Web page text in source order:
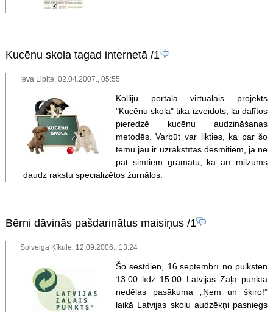
Kucēnu skola tagad internetā/1
Ieva Lipite, 02.04.2007., 05:55
Kolliju portāla virtuālais projekts
"Kucēnu skola" tika izveidots, lai dalītos
pieredzē kucēnu audzināšanas
metodēs. Varbūt var likties, ka par šo
tēmu jau ir uzrakstītas desmitiem, ja ne
pat simtiem grāmatu, kā arī milzums
daudz rakstu specializētos žurnālos.
Bērni dāvinās pašdarinātus maisiņus/1
Solveiga Ķīkule, 12.09.2006., 13:24
Šo sestdien, 16.septembrī no pulksten
13:00 līdz 15:00 Latvijas Zaļā punkta
nedēļas pasākuma „Ņem un šķiro!”
laikā Latvijas skolu audzēkņi pasniegs